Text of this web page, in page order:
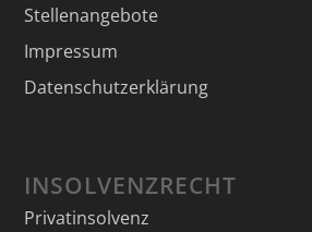
Stellenangebote
Impressum
Datenschutzerklärung
INSOLVENZRECHT
Privatinsolvenz